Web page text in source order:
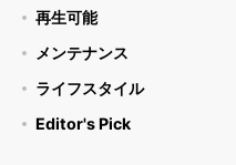
再生可能
メンテナンス
ライフスタイル
Editor's Pick